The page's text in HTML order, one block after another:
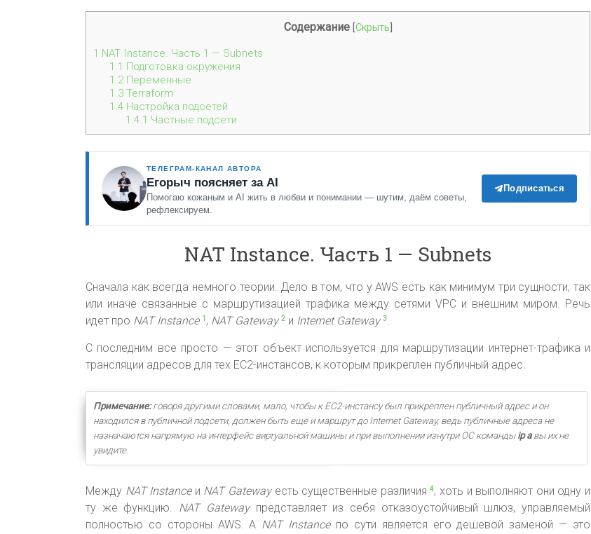
Содержание Скрыть
1 NAT Instance. Часть 1 — Subnets
1.1 Подготовка окружения
1.2Переменные
1.3Terraform
1.4Настройка подсетей
1.4.1 Частные подсети
ТЕЛЕГРАМ-КАНАЛ АВТОРА
Егорыч поясняет за AI
Помогаю кожаным и AI жить в любви и понимании — шутим, даём советы,
рефлексируем.
Подписаться
NAT Instance. Часть 1 — Subnets
Сначала как всегда немного теории. Дело в том, что у AWS есть как минимум три сущности, так
или иначе связанные с маршрутизацией трафика между сетями VPC и внешним миром. Речь
идет про NAT Instance 1 , NAT Gateway 2 и Internet Gateway 3.
С последним все просто — этот объект используется для маршрутизации интернет-трафика и
трансляции адресов для тех EC2-инстансов, к которым прикреплен публичный адрес.
Примечание:говоря другими словами, мало, чтобы к EC2-инстансу был прикреплен публичный адрес и он
находился в публичной подсети, должен быть ещё и маршрут до Internet Gateway, ведь публичные адреса не
назначаются напрямую на интерфейс виртуальной машины и при выполнении изнутри ОС командыip aвы их не
увидите.
Между NAT Instance и NAT Gateway есть существенные различия 4, хоть и выполняют они одну и
ту же функцию. NAT Gatewayпредставляет из себя отказоустойчивый шлюз, управляемый
полностью со стороны AWS. А NAT Instance по сути является его дешевой заменой — это